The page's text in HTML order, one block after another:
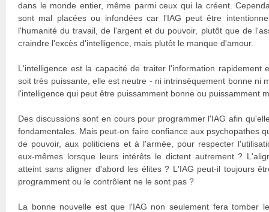
dans le monde entier, même parmi ceux qui la créent.
sont mal placées ou infondées car l'IAG peut être
l'humanité du travail, de l'argent et du pouvoir, plutôt que de
craindre l'excès d'intelligence, mais plutôt le manque d'amour.
L'intelligence est la capacité de traiter l'information rapidement
soit très puissante, elle est neutre - ni intrinsèquement bonne ni
l'intelligence qui peut être puissamment bonne ou puissamment
Des discussions sont en cours pour programmer l'IAG afin
fondamentales. Mais peut-on faire confiance aux psychopathes
de pouvoir, aux politiciens et à l'armée, pour respecter
eux-mêmes lorsque leurs intérêts le dictent autrement ?
atteint sans aligner d'abord les élites ? L'IAG peut-il toujours
programment ou le contrôlent ne le sont pas ?
La bonne nouvelle est que l'IAG non seulement fera tomber